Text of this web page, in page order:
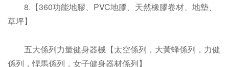
8.【360功能地膠、PVC地膠、天然橡膠卷材、地墊、
草坪】
五大係列力量健身器械【太空係列，大黃蜂係列，力健
係列，悍馬係列，女子健身器材係列】